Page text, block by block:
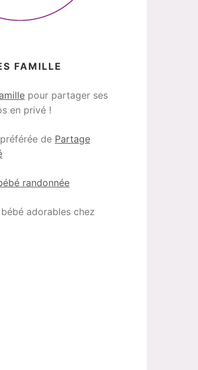
FAMILLE
pour partager ses
en privé !
de Partage
randonnée
adorables chez